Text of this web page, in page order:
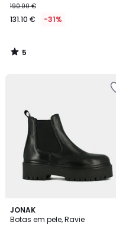
190.00 €
131.10 € -31%
5
/
JONAK
Botas em pele, Ravie
2
/